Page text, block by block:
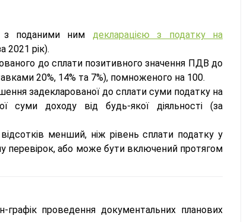
з поданими ним декларацією з податку на
2021 рік).
до сплати позитивного значення ПДВ до
20%, 14% та 7%), помноженого на 100.
задекларованої до сплати суми податку на
суми доходу від будь-якої діяльності (за
менший, ніж рівень сплати податку у
перевірок, або може бути включений протягом
графік проведення документальних планових